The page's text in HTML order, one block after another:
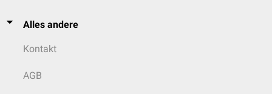
Alles andere
Kontakt
AGB